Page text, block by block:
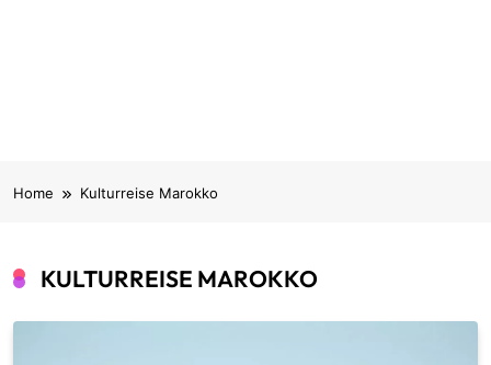
Home Kulturreise Marokko
KULTURREISE MAROKKO